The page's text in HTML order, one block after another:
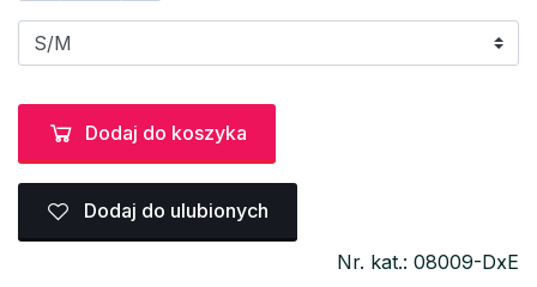
Dodaj do koszyka
Dodaj do ulubionych
Nr. kat.: 08009-DxE